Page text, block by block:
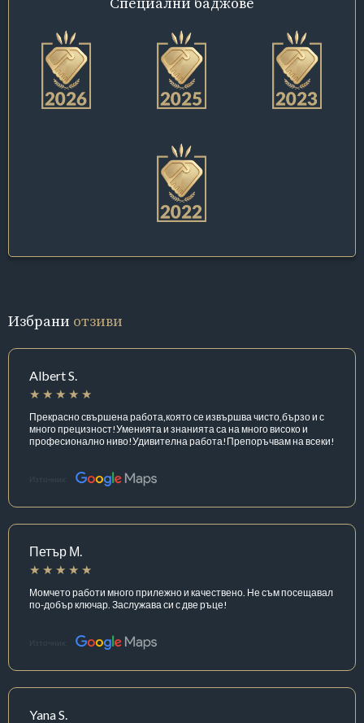
Избрани отзиви
Albert S.
Прекрасно свършена работа,която се извършва чисто,бързо и с
много прецизност!Уменията и знанията са на много високо и
професионално ниво!Удивителна работа!Препоръчвам на всеки!
Източник:
Петър М.
Момчето работи много прилежно и качествено. Не съм посещавал
по-добър ключар. Заслужава си с две ръце!
Източник:
Yana S.